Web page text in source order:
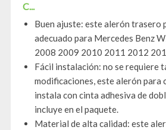
C...
Buen ajuste: este alerón trasero
adecuado para Mercedes Benz
2008 2009 2010 2011 2012
Fácil instalación: no se requiere
modificaciones, este alerón para
instala con cinta adhesiva de
incluye en el paquete.
Material de alta calidad: este